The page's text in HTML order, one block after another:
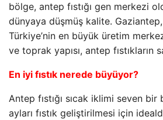
bölge, antep fıstığı gen merkezi
dünyaya düşmüş kalite.
Türkiye’nin en büyük üretim
ve toprak yapısı, antep fıstıkların
En iyi fıstık nerede büyüyor?
Antep fıstığı sıcak iklimi seven
ayları fıstık geliştirilmesi için